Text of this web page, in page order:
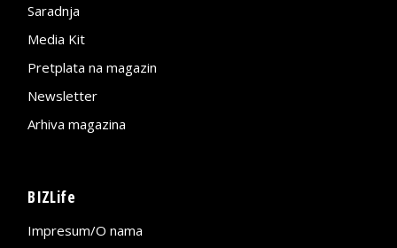
Saradnja
Media Kit
Pretplata na magazin
Newsletter
Arhiva magazina
BIZLife
Impresum/O nama